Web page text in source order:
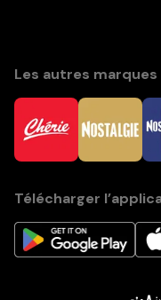
Les autres
Télécharger